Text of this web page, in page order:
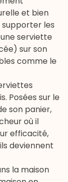
et bien
les
serviette
sur son
comme le
Posées sur le
son panier,
où il
efficacité,
deviennent
la maison